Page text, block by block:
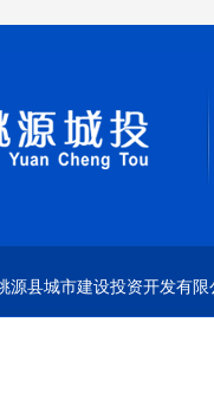
源县城市建设投资开发有